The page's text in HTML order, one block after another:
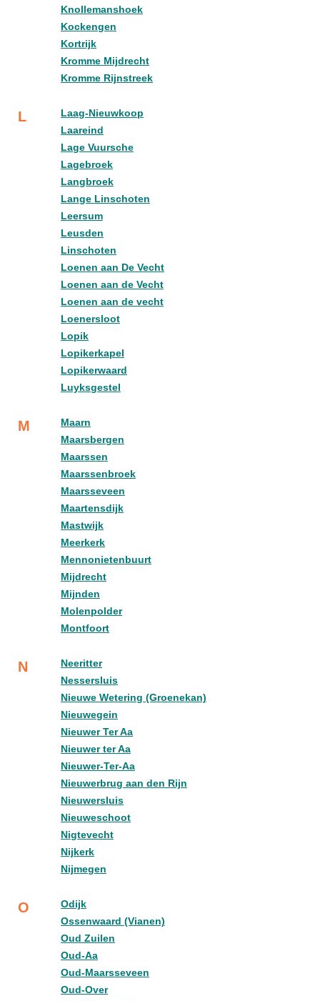
Knollemanshoek
Kockengen
Kortrijk
Kromme Mijdrecht
Kromme Rijnstreek
L
Laag-Nieuwkoop
Laareind
Lage Vuursche
Lagebroek
Langbroek
Lange Linschoten
Leersum
Leusden
Linschoten
Loenen aan De Vecht
Loenen aan de Vecht
Loenen aan de vecht
Loenersloot
Lopik
Lopikerkapel
Lopikerwaard
Luyksgestel
M
Maarn
Maarsbergen
Maarssen
Maarssenbroek
Maarsseveen
Maartensdijk
Mastwijk
Meerkerk
Mennonietenbuurt
Mijdrecht
Mijnden
Molenpolder
Montfoort
N
Neeritter
Nessersluis
Nieuwe Wetering (Groenekan)
Nieuwegein
Nieuwer Ter Aa
Nieuwer ter Aa
Nieuwer-Ter-Aa
Nieuwerbrug aan den Rijn
Nieuwersluis
Nieuweschoot
Nigtevecht
Nijkerk
Nijmegen
O
Odijk
Ossenwaard (Vianen)
Oud Zuilen
Oud-Aa
Oud-Maarsseveen
Oud-Over